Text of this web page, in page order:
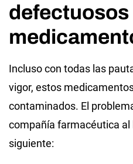
defectuosos
Incluso con todas las
vigor, estos
contaminados. El
compañía farmacéutica al
siguiente: